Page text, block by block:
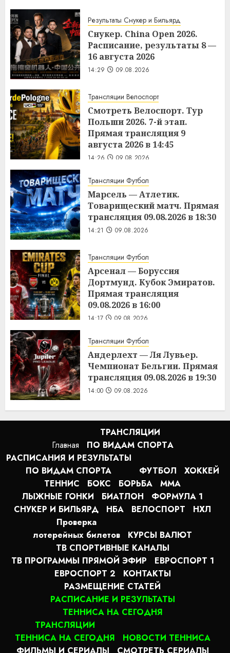
Результаты Снукер и Бильярд
Снукер. China Open 2026.
Расписание, результаты 8 —
16 августа 2026
14:29 09.08.2026
Трансляции Велоспорт
Смотреть Велоспорт. Тур
Польши 2026. 7-й этап.
Прямая трансляция 9
августа 2026 в 14:45
14:26 09.08.2026
Трансляции Футбол
Марсель — Атлетик.
Товарищеский матч. Прямая
трансляция 09.08.2026 в 18:30
14:21 09.08.2026
Трансляции Футбол
Арсенал — Боруссия
Дортмунд. Кубок Эмиратов.
Прямая трансляция
09.08.2026 в 16:00
14:17 09.08.2026
Трансляции Футбол
Андерлехт — Ля Лувьер.
Чемпионат Бельгии. Прямая
трансляция 09.08.2026 в 19:30
14:00 09.08.2026
Главная
ТРАНСЛЯЦИИ
ПО ВИДАМ СПОРТA
РАСПИСАНИЯ И РЕЗУЛЬТАТЫ
ПО ВИДАМ СПОРТА
ФУТБОЛ
ХОККЕЙ
ТЕННИС
БОКС БОРЬБА
MMA
ЛЫЖНЫЕ ГОНКИ
БИАТЛОН
ФОРМУЛА 1
СНУКЕР И БИЛЬЯРД
НБА ВЕЛОСПОРТ
НХЛ
Проверка
лотерейных билетов
КУРСЫ ВАЛЮТ
ТВ СПОРТИВНЫЕ КАНАЛЫ
ТВ ПРОГРАММЫ ПРЯМОЙ ЭФИР
ЕВРОСПОРТ 1
ЕВРОСПОРТ 2
КОНТАКТЫ
РАЗМЕЩЕНИЕ СТАТЕЙ
РАСПИСАНИЕ И РЕЗУЛЬТАТЫ
ТЕННИСА НА СЕГОДНЯ
ТРАНСЛЯЦИИ
ТЕННИСА НА СЕГОДНЯ
НОВОСТИ ТЕННИСА
ФИЛЬМЫ И СЕРИАЛЫ
СМОТРЕТЬ СЕРИАЛЫ